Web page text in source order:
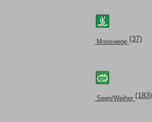
Mooswege (37)
Seen/Weiher (183)